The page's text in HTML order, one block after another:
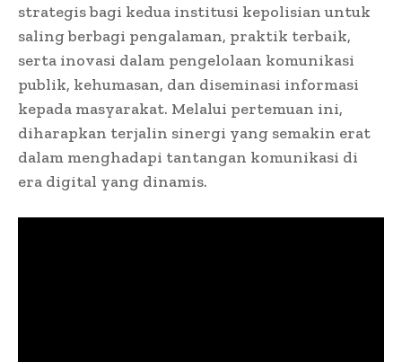
strategis bagi kedua institusi kepolisian untuk
saling berbagi pengalaman, praktik terbaik,
serta inovasi dalam pengelolaan komunikasi
publik, kehumasan, dan diseminasi informasi
kepada masyarakat. Melalui pertemuan ini,
diharapkan terjalin sinergi yang semakin erat
dalam menghadapi tantangan komunikasi di
era digital yang dinamis.